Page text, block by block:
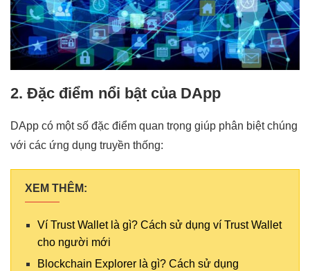
2. Đặc điểm nổi bật của DApp
DApp có một số đặc điểm quan trọng giúp phân biệt chúng
với các ứng dụng truyền thống:
XEM THÊM:
Ví Trust Wallet là gì? Cách sử dụng ví Trust Wallet
cho người mới
Blockchain Explorer là gì? Cách sử dụng